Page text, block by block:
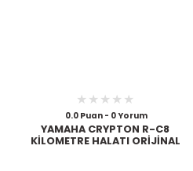
0.0 Puan - 0 Yorum
YAMAHA CRYPTON R-C8
KİLOMETRE HALATI ORİJİNAL